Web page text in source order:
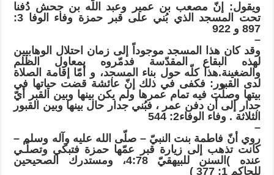
ويقول: إنّ مصعب بن عمير وعبد اللّه بن جحش دُفنا
تحت المسجد الذي بُني على قبر حمزة وفاء الوفا 3:
897 و 922
–
وقد كان هذا المسجد موجوداً إلى زمان احتلال الوهابيين
لهذه البقاع المقدّسة فدمّروه بمعاول الظلم
والضغينة.هذا كلّه حول بناء المسجد، و أمّا إقامة الصلاة
لدى القبور: فكفى في ذلك إنّ عائشة قضت حياتها في
بيتها وصلَّت فيه تمام عمرها ولم يكن بينها وبين القبر أيّ
جدار إلى أن دفن عمر ، فبُني جدار حال بينها وبين القبور
الثلاثة . وفاء الوفاء2: 544
–
روي أنّ فاطمة بنت النبيّ – صلّى الله عليه وآله وسلم –
كانت تذهب إلى زيارة قبر عمّها حمزة فتبكي وتصلّـي
عنده )السنن للبيهقيّ 4:78، ومستدرك الصحيحين
للحاكم 1: 377 )